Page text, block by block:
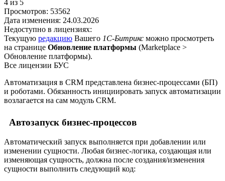
4 из 5
Просмотров: 53562
Дата изменения: 24.03.2026
Недоступно в лицензиях:
Текущую редакцию Вашего 1С-Битрикс можно просмотреть
на странице Обновление платформы (Marketplace >
Обновление платформы).
Все лицензии БУС
Автоматизация в CRM представлена бизнес-процессами (БП)
и роботами. Обязанность инициировать запуск автоматизации
возлагается на сам модуль CRM.
Автозапуск бизнес-процессов
Автоматический запуск выполняется при добавлении или
изменении сущности. Любая бизнес-логика, создающая или
изменяющая сущность, должна после создания/изменения
сущности выполнить следующий код: